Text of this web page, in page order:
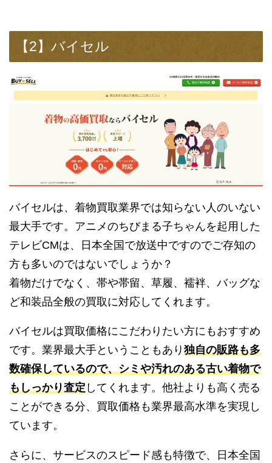
【2】バイセル
バイセルは、着物買取業界では知らない人のいない
最大手です。アニメのちびまる子ちゃんを起用した
テレビCMは、日本全国で放送中ですのでご存知の
方も多いのではないでしょうか？
着物だけでなく、帯や帯留、草履、襦袢、バッグな
ど和装品全般の買取に対応してくれます。
バイセルは買取価格にこだわりたい方にもおすすめ
です。業界最大手ということもあり 独自の販路も多
数確保しているので、シミや汚れのある古い着物で
もしっかり査定 してくれます。他社よりも高く売る
ことができる分、買取価格も業界最高水準を実現し
ています。
さらに、サービスのスピード感も特徴で、日本全国